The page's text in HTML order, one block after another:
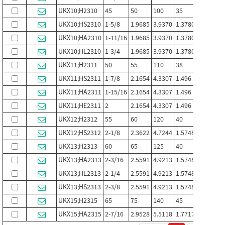
UKX10;H2310
45 50 100 35
UKX10;HS2310 1-5/8 1.9685 3.9370 1.3780
UKX10;HA2310 1-11/16 1.9685 3.9370 1.3780
UKX10;HE2310 1-3/4 1.9685 3.9370 1.3780
UKX11;H2311
50 55 110 38
UKX11;HS2311 1-7/8 2.1654 4.3307 1.496
UKX11;HA2311 1-15/16 2.1654 4.3307 1.496
UKX11;HE2311 2 2.1654 4.3307 1.496
UKX12;H2312
55 60 120 40
UKX12;HS2312 2-1/8 2.3622 4.7244 1.5748
UKX13;H2313
60 65 125 40
UKX13;HA2313 2-3/16 2.5591 4.9213 1.5748
UKX13;HE2313 2-1/4 2.5591 4.9213 1.5748
UKX13;HS2313 2-3/8 2.5591 4.9213 1.5748
UKX15;H2315
65 75 140 45
UKX15;HA2315 2-7/16 2.9528 5.5118 1.7717